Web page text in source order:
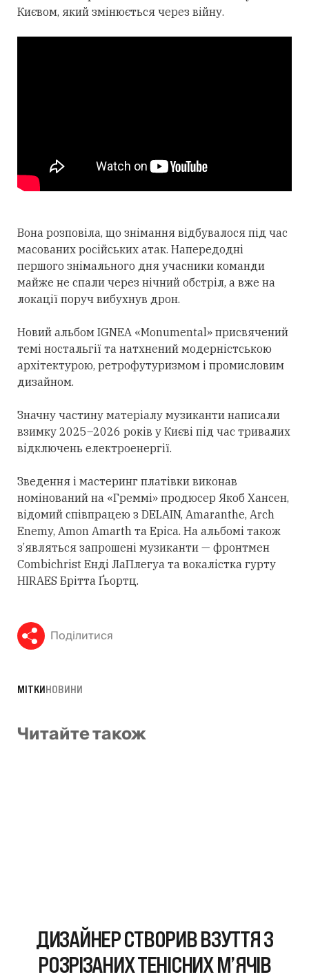
Києвом, який змінюється через війну.
Вона розповіла, що знімання відбувалося під час
масованих російських атак. Напередодні
першого знімального дня учасники команди
майже не спали через нічний обстріл, а вже на
локації поруч вибухнув дрон.
Новий альбом IGNEA «Monumental» присвячений
темі ностальгії та натхнений модерністською
архітектурою, ретрофутуризмом і промисловим
дизайном.
Значну частину матеріалу музиканти написали
взимку 2025–2026 років у Києві під час тривалих
відключень електроенергії.
Зведення і мастеринг платівки виконав
номінований на «Греммі» продюсер Якоб Хансен,
відомий співпрацею з DELAIN, Amaranthe, Arch
Enemy, Amon Amarth та Epica. На альбомі також
з’являться запрошені музиканти — фронтмен
Combichrist Енді ЛаПлегуа та вокалістка гурту
HIRAES Брітта Ґьортц.
Поділитися
МІТКИНОВИНИ
Читайте також
ДИЗАЙНЕР СТВОРИВ ВЗУТТЯ З
РОЗРІЗАНИХ ТЕНІСНИХ М’ЯЧІВ